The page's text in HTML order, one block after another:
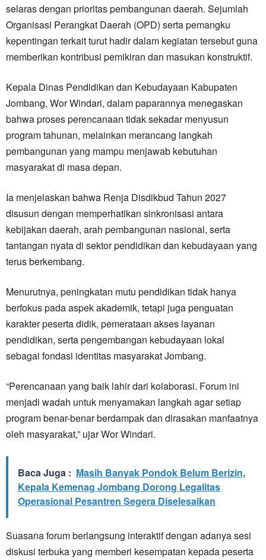
selaras dengan prioritas pembangunan daerah. Sejumlah
Organisasi Perangkat Daerah (OPD) serta pemangku
kepentingan terkait turut hadir dalam kegiatan tersebut guna
memberikan kontribusi pemikiran dan masukan konstruktif.
Kepala Dinas Pendidikan dan Kebudayaan Kabupaten
Jombang, Wor Windari, dalam paparannya menegaskan
bahwa proses perencanaan tidak sekadar menyusun
program tahunan, melainkan merancang langkah
pembangunan yang mampu menjawab kebutuhan
masyarakat di masa depan.
Ia menjelaskan bahwa Renja Disdikbud Tahun 2027
disusun dengan memperhatikan sinkronisasi antara
kebijakan daerah, arah pembangunan nasional, serta
tantangan nyata di sektor pendidikan dan kebudayaan yang
terus berkembang.
Menurutnya, peningkatan mutu pendidikan tidak hanya
berfokus pada aspek akademik, tetapi juga penguatan
karakter peserta didik, pemerataan akses layanan
pendidikan, serta pengembangan kebudayaan lokal
sebagai fondasi identitas masyarakat Jombang.
“Perencanaan yang baik lahir dari kolaborasi. Forum ini
menjadi wadah untuk menyamakan langkah agar setiap
program benar-benar berdampak dan dirasakan manfaatnya
oleh masyarakat,” ujar Wor Windari.
Baca Juga : Masih Banyak Pondok Belum Berizin,
Kepala Kemenag Jombang Dorong Legalitas
Operasional Pesantren Segera Diselesaikan
Suasana forum berlangsung interaktif dengan adanya sesi
diskusi terbuka yang memberi kesempatan kepada peserta